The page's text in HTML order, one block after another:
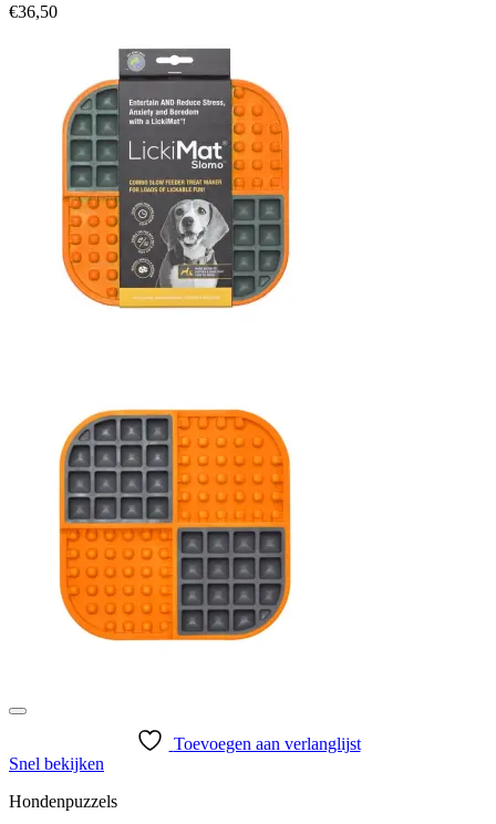
€36,50
Toevoegen aan verlanglijst
Snel bekijken
Hondenpuzzels